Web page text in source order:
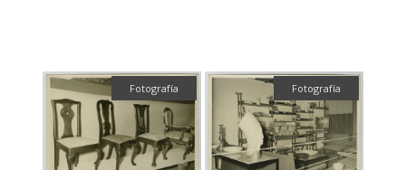
Fotografía Fotografía